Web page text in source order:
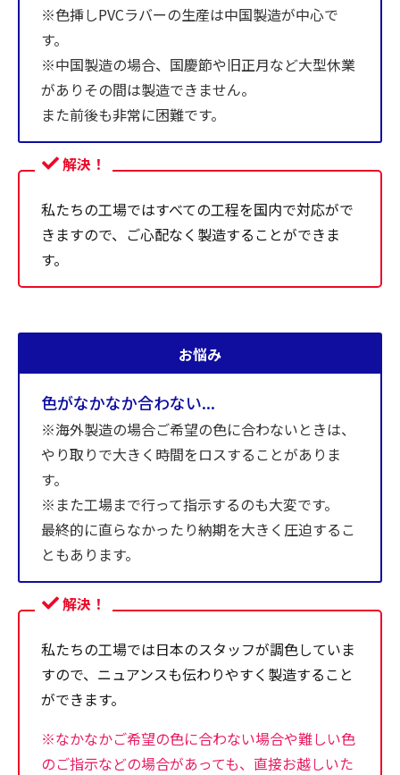
※色挿しPVCラバーの生産は中国製造が中心で
す。
※中国製造の場合、国慶節や旧正月など大型休業
がありその間は製造できません。
また前後も非常に困難です。
解決！
私たちの工場ではすべての工程を国内で対応がで
きますので、ご心配なく製造することができま
す。
お悩み
色がなかなか合わない...
※海外製造の場合ご希望の色に合わないときは、
やり取りで大きく時間をロスすることがありま
す。
※また工場まで行って指示するのも大変です。
最終的に直らなかったり納期を大きく圧迫するこ
ともあります。
解決！
私たちの工場では日本のスタッフが調色していま
すので、ニュアンスも伝わりやすく製造すること
ができます。
※なかなかご希望の色に合わない場合や難しい色
のご指示などの場合があっても、直接お越しいた